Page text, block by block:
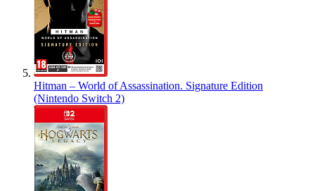
Hitman – World of Assassination. Signature Edition
(Nintendo Switch 2)